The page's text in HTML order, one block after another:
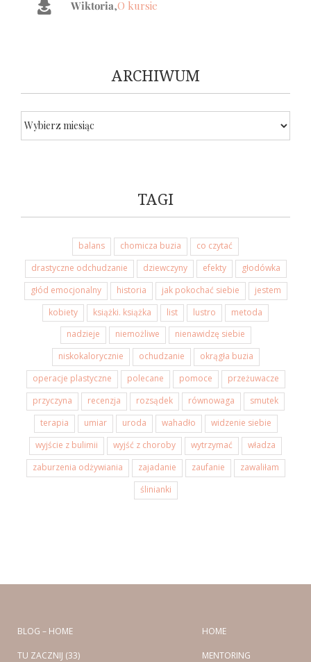
Wiktoria,O kursie
Joanna,O Kursie
Bożena
Michalina,O Kursie
Klaudia,O Mentoringu
ARCHIWUM
ARCHIWUM
TAGI
balans chomicza buzia
co czytać
drastyczne odchudzanie
dziewczyny efekty
głodówka
głód emocjonalny
historia jak pokochać siebie
jestem
kobiety
książki. książka list lustro
metoda
nadzieje
niemożliwe
nienawidzę siebie
niskokalorycznie
ochudzanie
okrągła buzia
operacje plastyczne
polecane pomoce
przeżuwacze
przyczyna
recenzja rozsądek równowaga
smutek
terapia
umiar uroda wahadło
widzenie siebie
wyjście z bulimii
wyjść z choroby wytrzymać
władza
zaburzenia odżywiania
zajadanie zaufanie
zawaliłam
ślinianki
BLOG – HOME
TU ZACZNIJ (33)
HOME
MENTORING